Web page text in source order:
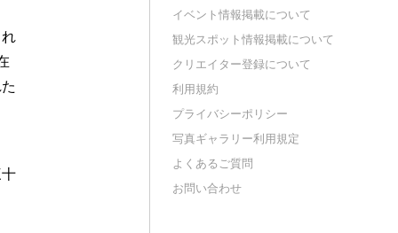
イベント情報掲載について
観光スポット情報掲載について
クリエイター登録について
利用規約
プライバシーポリシー
写真ギャラリー利用規定
よくあるご質問
お問い合わせ